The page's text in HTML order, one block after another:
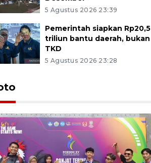
5 Agustus 2026 23:39
Pemerintah siapkan Rp20,5
triliun bantu daerah, bukan
TKD
5 Agustus 2026 23:28